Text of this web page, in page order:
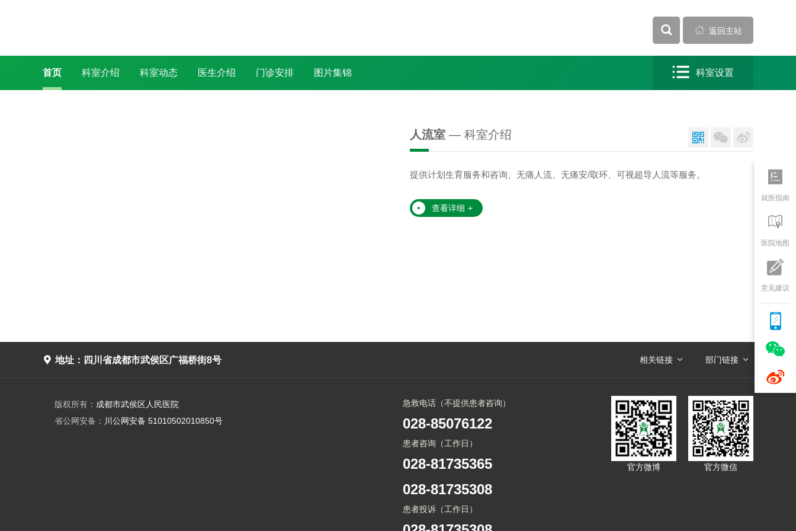
全部

  返回主站
首页 科室介绍 科室动态 医生介绍 门诊安排 图片集锦  科室设置
人流室 — 科室介绍   
提供计划生育服务和咨询、无痛人流、无痛安/取环、可视超导人流等服务。
查看详细 +
 地址：四川省成都市武侯区广福桥街8号 相关链接 部门链接
版权所有： 成都市武侯区人民医院
省公网安备： 川公网安备 51010502010850号
急救电话（不提供患者咨询）
028-85076122
患者咨询（工作日）
028-81735365
028-81735308
患者投诉（工作日）
官方微信
官方微博

就医指南

医院地图

意见建议


